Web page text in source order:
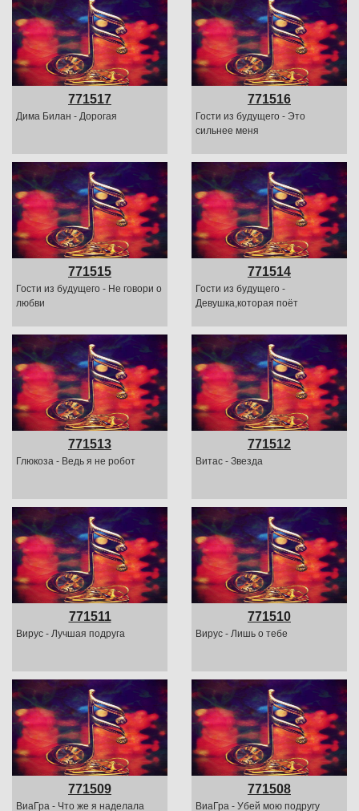
771517
Дима Билан - Дорогая
771516
Гости из будущего - Это
сильнее меня
771515
Гости из будущего - Не говори о
любви
771514
Гости из будущего -
Девушка,которая поёт
771513
Глюкоза - Ведь я не робот
771512
Витас - Звезда
771511
Вирус - Лучшая подруга
771510
Вирус - Лишь о тебе
771509
ВиаГра - Что же я наделала
771508
ВиаГра - Убей мою подругу